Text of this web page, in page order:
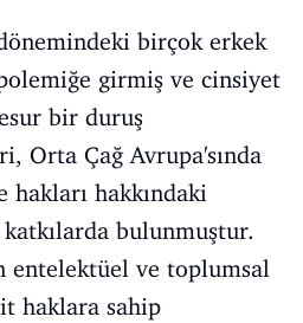
birçok erkek
girmiş ve cinsiyet
bir duruş
Orta Çağ Avrupa'sında
hakları hakkındaki
bulunmuştur.
entelektüel ve toplumsal
haklara sahip